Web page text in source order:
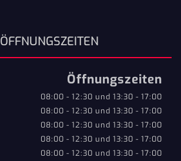
ÖFFNUNGSZEITEN
Öffnungszeiten
08:00 - 12:30 und 13:30 - 17:00
08:00 - 12:30 und 13:30 - 17:00
08:00 - 12:30 und 13:30 - 17:00
08:00 - 12:30 und 13:30 - 17:00
08:00 - 12:30 und 13:30 - 17:00